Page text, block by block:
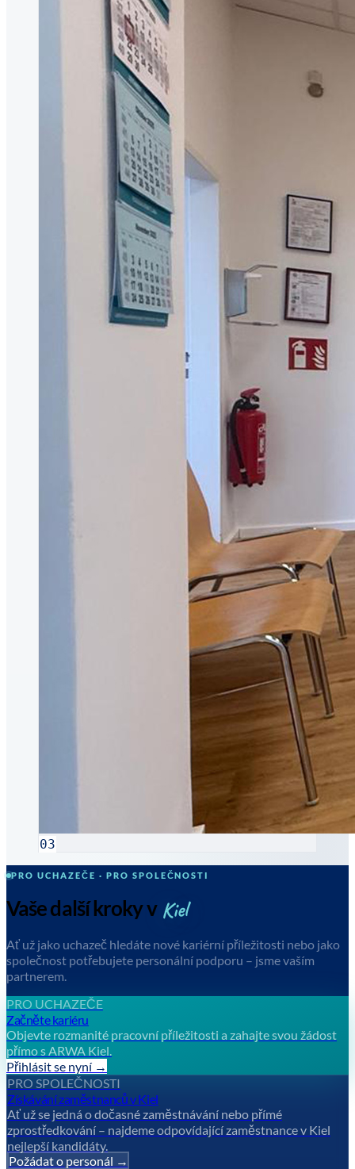
03
PRO UCHAZEČE · PRO SPOLEČNOSTI
Vaše další kroky v Kiel
Ať už jako uchazeč hledáte nové kariérní příležitosti nebo jako
společnost potřebujete personální podporu – jsme vaším
partnerem.
PRO UCHAZEČE
Začněte kariéru
Objevte rozmanité pracovní příležitosti a zahajte svou žádost
přímo s ARWA Kiel.
Přihlásit se nyní →
PRO SPOLEČNOSTI
Získávání zaměstnanců v Kiel
Ať už se jedná o dočasné zaměstnávání nebo přímé
zprostředkování – najdeme odpovídající zaměstnance v Kiel
nejlepší kandidáty.
Požádat o personál →